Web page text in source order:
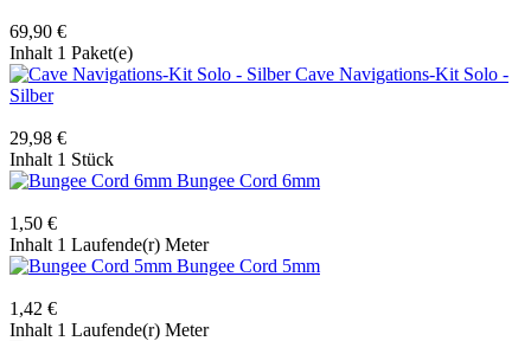
69,90 €
Inhalt 1 Paket(e)
Cave Navigations-Kit Solo -
Silber
29,98 €
Inhalt 1 Stück
Bungee Cord 6mm
1,50 €
Inhalt 1 Laufende(r) Meter
Bungee Cord 5mm
1,42 €
Inhalt 1 Laufende(r) Meter